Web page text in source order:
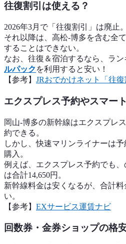
往復割引は使える？
2026年3月で「往復割引」は廃止。
それ以降は、高松-博多を含む全
することはできない。
なお、往復＆宿泊するなら、ラン
ルパック を利用すると安い！
【参考】 JRおでかけネット「往復
エクスプレス予約やスマー
岡山-博多の新幹線はエクスプレ
約できる。
しかし、快速マリンライナーは
購入。
例えば、エクスプレス予約でも
は合計14,650円。
新幹線料金は安くなるが、合計
い。
【参考】 EXサービス運賃ナビ
回数券・金券ショップの格